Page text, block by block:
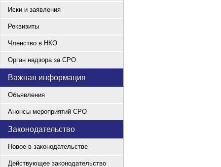
Иски и заявления
Реквизиты
Членство в НКО
Орган надзора за СРО
Важная информация
Объявления
Анонсы мероприятий СРО
Законодательство
Новое в законодательстве
Действующее законодательство